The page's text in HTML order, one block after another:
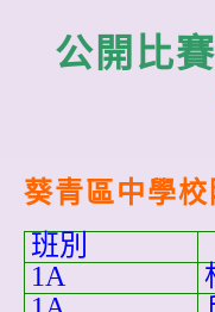
公開比
葵青區中學
班別
1A